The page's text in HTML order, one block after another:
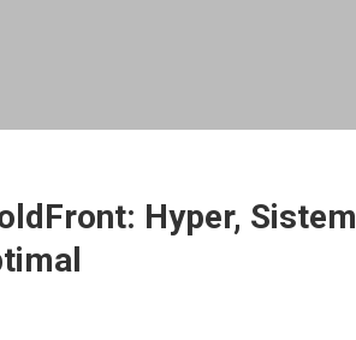
Hyper, Sistem